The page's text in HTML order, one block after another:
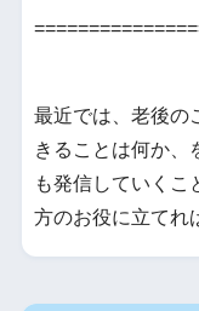
最近では、老後の
きることは何か、
も発信していくこ
方のお役に立てれ